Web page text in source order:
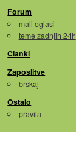
Forum
mali oglasi
teme zadnjih 24h
Članki
Zaposlitve
brskaj
Ostalo
pravila